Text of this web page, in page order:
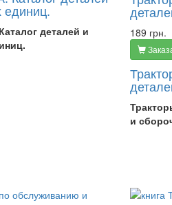
единиц.
деталей и
189 грн.
и